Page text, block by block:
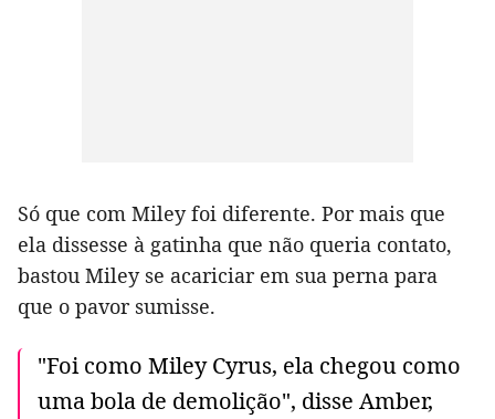
Só que com Miley foi diferente. Por mais que
ela dissesse à gatinha que não queria contato,
bastou Miley se acariciar em sua perna para
que o pavor sumisse.
"Foi como Miley Cyrus, ela chegou como
uma bola de demolição", disse Amber,